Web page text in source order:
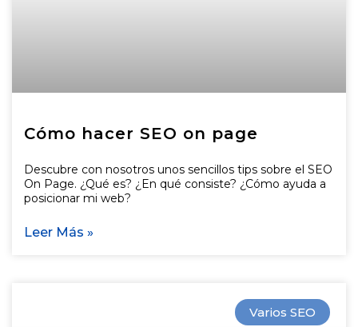
Cómo hacer SEO on page
Descubre con nosotros unos sencillos tips sobre el SEO
On Page. ¿Qué es? ¿En qué consiste? ¿Cómo ayuda a
posicionar mi web?
Leer Más »
Varios SEO